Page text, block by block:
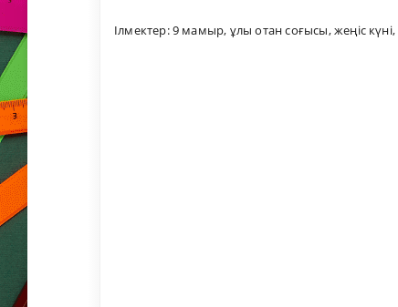
Ілмектер:9 мамыр, ұлы отан соғысы,жеңіс күні,